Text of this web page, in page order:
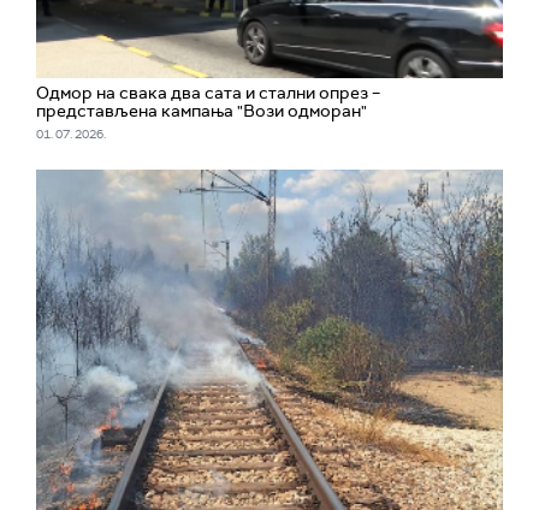
Одмор на свака два сата и стални опрез –
представљена кампања "Вози одморан"
01. 07. 2026.